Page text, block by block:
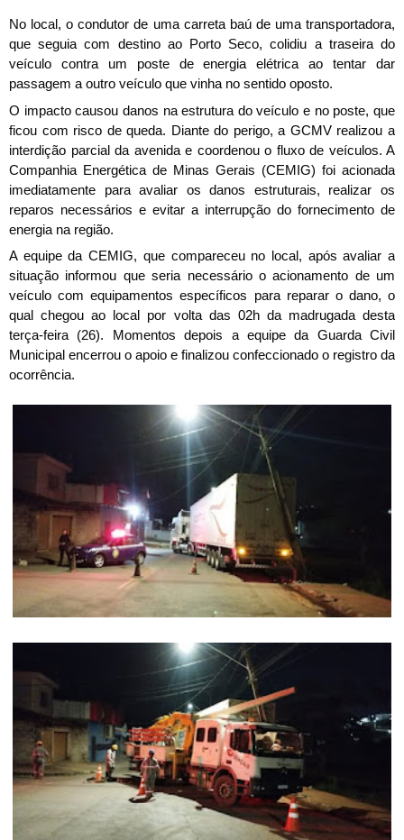
No local, o condutor de uma carreta baú de uma transportadora,
que seguia com destino ao Porto Seco, colidiu a traseira do
veículo contra um poste de energia elétrica ao tentar dar
passagem a outro veículo que vinha no sentido oposto.
O impacto causou danos na estrutura do veículo e no poste, que
ficou com risco de queda. Diante do perigo, a GCMV realizou a
interdição parcial da avenida e coordenou o fluxo de veículos. A
Companhia Energética de Minas Gerais (CEMIG) foi acionada
imediatamente para avaliar os danos estruturais, realizar os
reparos necessários e evitar a interrupção do fornecimento de
energia na região.
A equipe da CEMIG, que compareceu no local, após avaliar a
situação informou que seria necessário o acionamento de um
veículo com equipamentos específicos para reparar o dano, o
qual chegou ao local por volta das 02h da madrugada desta
terça-feira (26). Momentos depois a equipe da Guarda Civil
Municipal encerrou o apoio e finalizou confeccionado o registro da
ocorrência.